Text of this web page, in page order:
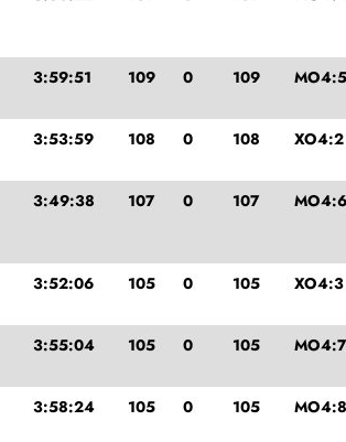
3:59:51 109 0 109 MO4:5
3:53:59 108 0 108 XO4:2
3:49:38 107 0 107 MO4:6
3:52:06 105 0 105 XO4:3
3:55:04 105 0 105 MO4:7
3:58:24 105 0 105 MO4:8